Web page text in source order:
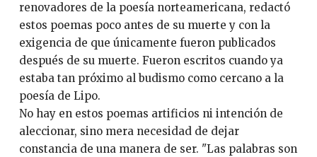
renovadores de la poesía norteamericana, redactó
estos poemas poco antes de su muerte y con la
exigencia de que únicamente fueron publicados
después de su muerte. Fueron escritos cuando ya
estaba tan próximo al budismo como cercano a la
poesía de Lipo.
No hay en estos poemas artificios ni intención de
aleccionar, sino mera necesidad de dejar
constancia de una manera de ser. "Las palabras son